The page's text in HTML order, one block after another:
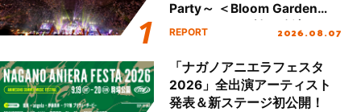
Party～ ＜Bloom Garden
Party Stage／埼玉公演＞”
REPORT 2026.08.07
「ナガノアニエラフェスタ
2026」全出演アーティスト
発表＆新ステージ初公開！